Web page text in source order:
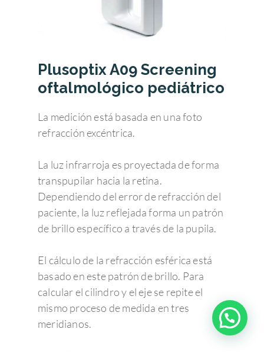
que acontece a medida que va
madurando la catarata y se
cuantitativo y objetivo del grado de
catarata del paciente, pudiendo ser
empleado como valor predictivo
acerca del momento en el que se
indica la cirugía de la catarata.
sistema ocular.
Se trata de un valor
cuantitativo que a través de la
variable “función de transferencia
modular” permite obtener datos
acerca de la capacidad resolutiva
del ojo como sistema óptico.
Comparando los valores medidos
en el ojo con aquellos de un sistema
óptico libre de aberraciones
podemos calcular el grado de
pérdida de resolución ocular y
cómo este interfiere con la correcta
Plusoptix A09 Screening
oftalmológico pediátrico
La medición está basada en una foto
refracción excéntrica.
La luz infrarroja es proyectada de forma
transpupilar hacia la retina.
Dependiendo del error de refracción del
paciente, la luz reflejada forma un patrón
de brillo específico a través de la pupila.
El cálculo de la refracción esférica está
basado en este patrón de brillo. Para
calcular el cilindro y el eje se repite el
mismo proceso de medida en tres
meridianos.